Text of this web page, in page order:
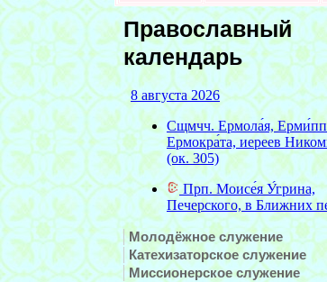
Православный
календарь
Молодёжное служение
Катехизаторское служение
Миссионерское служение